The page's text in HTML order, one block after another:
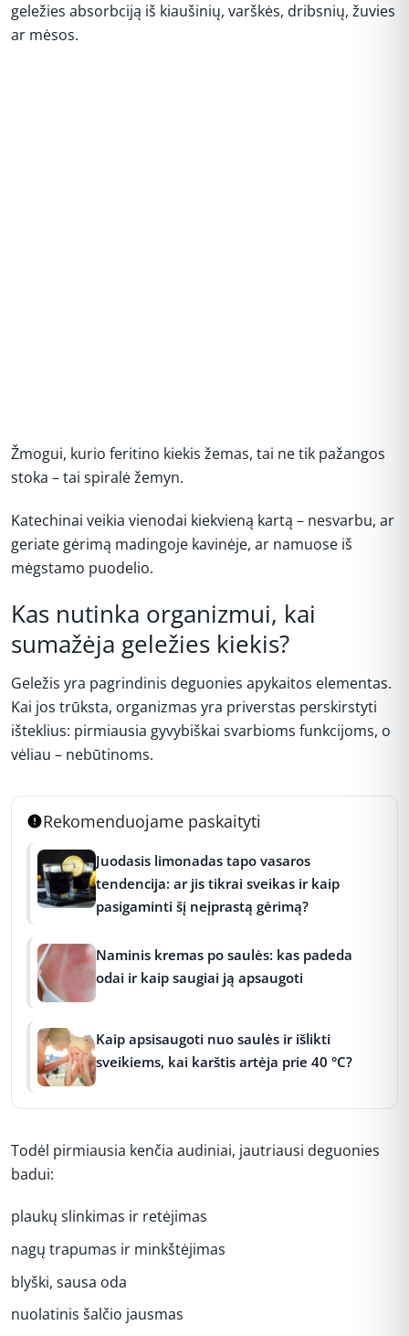
geležies absorbciją iš kiaušinių, varškės, dribsnių, žuvies
ar mėsos.
Žmogui, kurio feritino kiekis žemas, tai ne tik pažangos
stoka – tai spiralė žemyn.
Katechinai veikia vienodai kiekvieną kartą – nesvarbu, ar
geriate gėrimą madingoje kavinėje, ar namuose iš
mėgstamo puodelio.
Kas nutinka organizmui, kai
sumažėja geležies kiekis?
Geležis yra pagrindinis deguonies apykaitos elementas.
Kai jos trūksta, organizmas yra priverstas perskirstyti
išteklius: pirmiausia gyvybiškai svarbioms funkcijoms, o
vėliau – nebūtinoms.
Rekomenduojame paskaityti
Juodasis limonadas tapo vasaros
tendencija: ar jis tikrai sveikas ir kaip
pasigaminti šį neįprastą gėrimą?
Naminis kremas po saulės: kas padeda
odai ir kaip saugiai ją apsaugoti
Kaip apsisaugoti nuo saulės ir išlikti
sveikiems, kai karštis artėja prie 40 °C?
Todėl pirmiausia kenčia audiniai, jautriausi deguonies
badui:
plaukų slinkimas ir retėjimas
nagų trapumas ir minkštėjimas
blyški, sausa oda
nuolatinis šalčio jausmas